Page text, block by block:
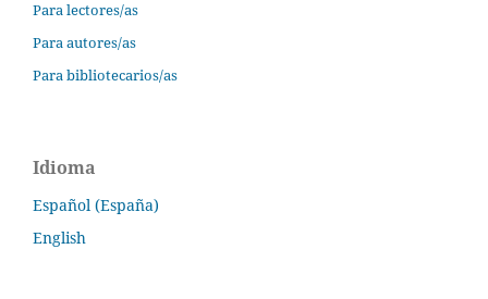
Para lectores/as
Para autores/as
Para bibliotecarios/as
Idioma
Español (España)
English